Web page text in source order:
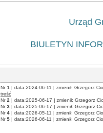
Urząd
BIULETYN
Nr1 | data:2024-06-11 | zmienił: Grzegorz
treść
Nr2 | data:2025-06-17 | zmienił: Grzegorz
Nr3 | data:2025-06-17 | zmienił: Grzegorz
Nr4 | data:2026-05-11 | zmienił: Grzegorz
Nr5 | data:2026-06-11 | zmienił: Grzegorz